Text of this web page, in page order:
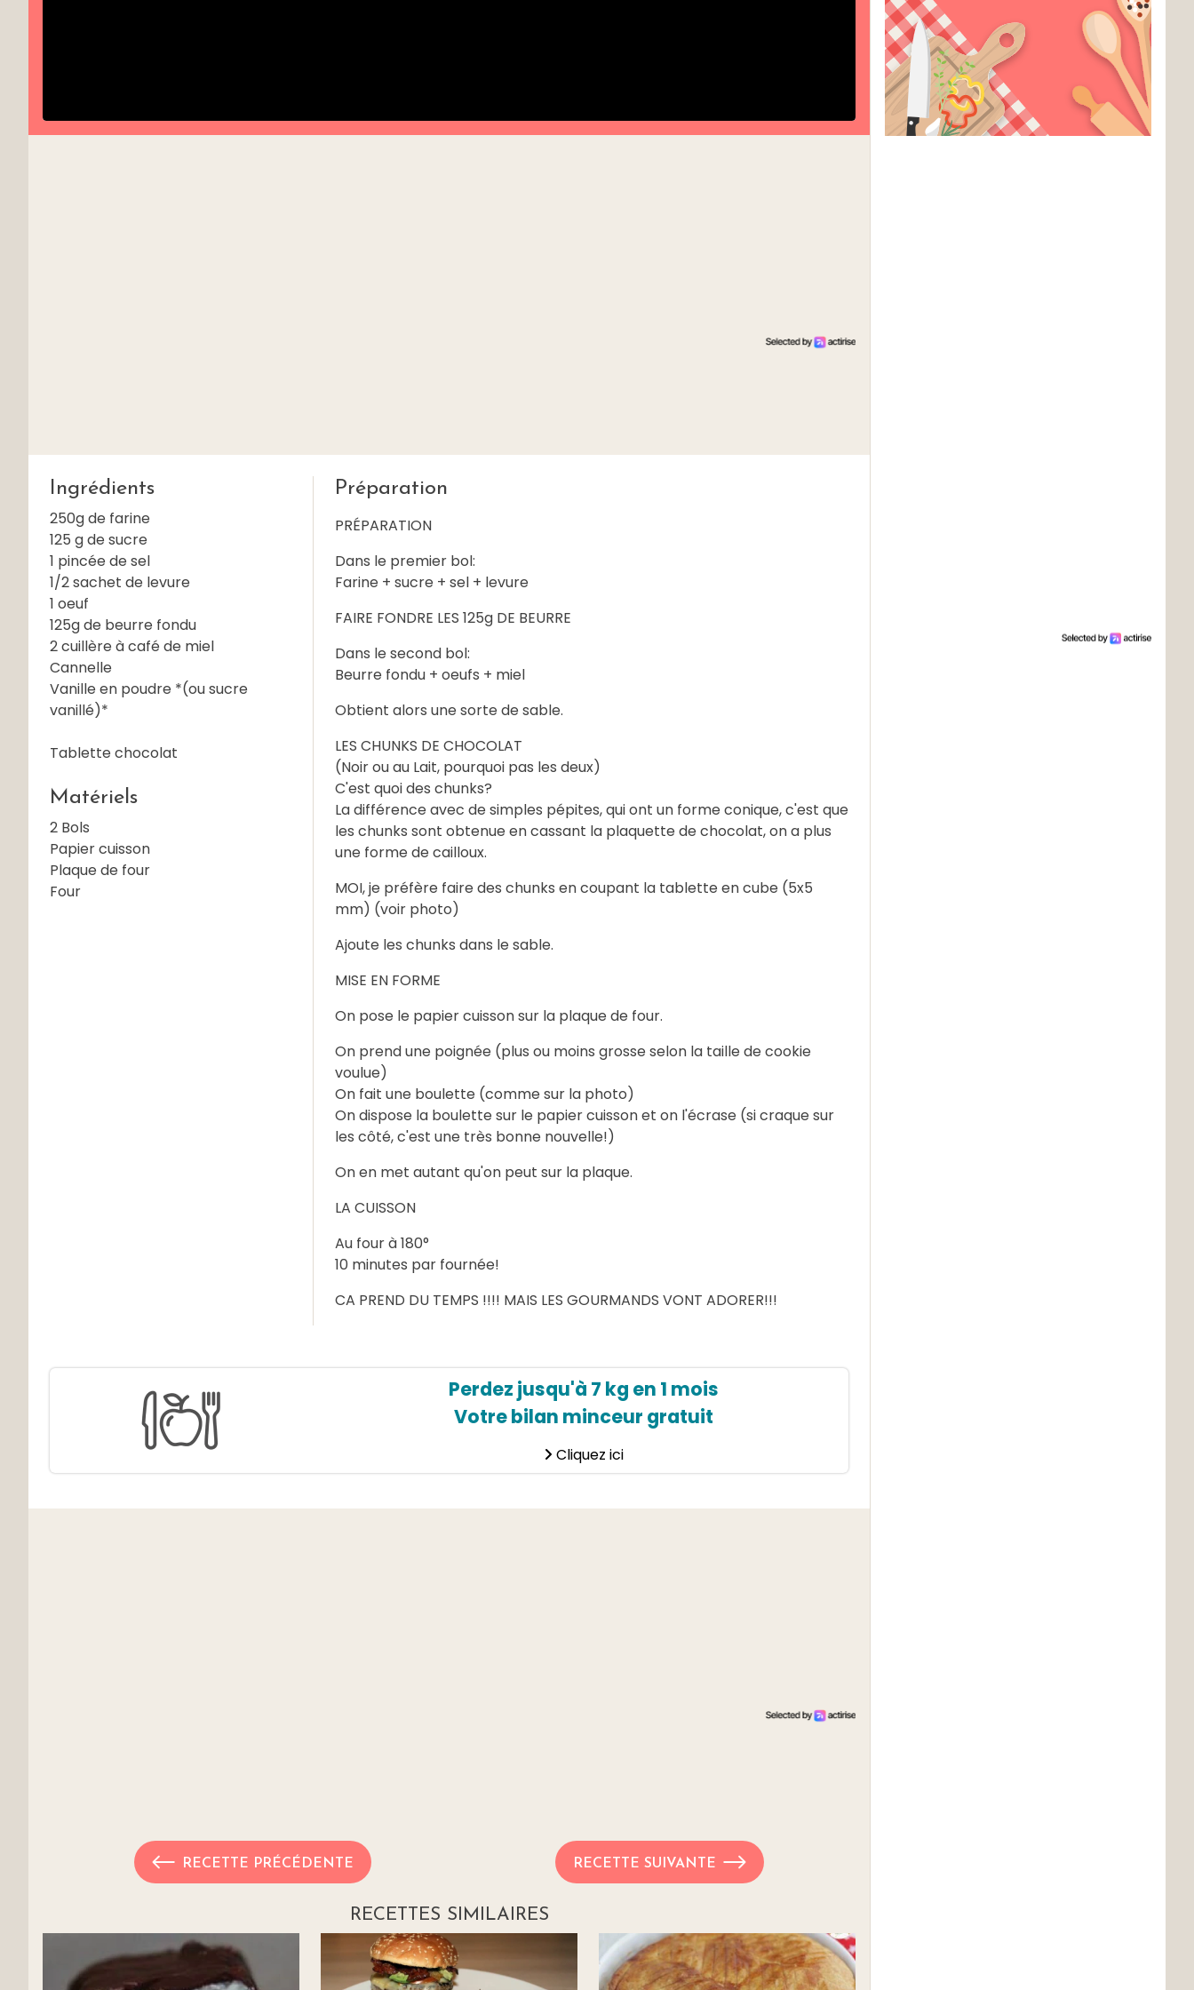
Ingrédients
250g de farine
125 g de sucre
1 pincée de sel
1/2 sachet de levure
1 oeuf
125g de beurre fondu
2 cuillère à café de miel
Cannelle
Vanille en poudre *(ou sucre
vanillé)*
Tablette chocolat
Matériels
2 Bols
Papier cuisson
Plaque de four
Four
Préparation
PRÉPARATION
Dans le premier bol:
Farine + sucre + sel + levure
FAIRE FONDRE LES 125g DE BEURRE
Dans le second bol:
Beurre fondu + oeufs + miel
Obtient alors une sorte de sable.
LES CHUNKS DE CHOCOLAT
(Noir ou au Lait, pourquoi pas les deux)
C'est quoi des chunks?
La différence avec de simples pépites, qui ont un forme conique, c'est que
les chunks sont obtenue en cassant la plaquette de chocolat, on a plus
une forme de cailloux.
MOI, je préfère faire des chunks en coupant la tablette en cube (5x5
mm) (voir photo)
Ajoute les chunks dans le sable.
MISE EN FORME
On pose le papier cuisson sur la plaque de four.
On prend une poignée (plus ou moins grosse selon la taille de cookie
voulue)
On fait une boulette (comme sur la photo)
On dispose la boulette sur le papier cuisson et on l'écrase (si craque sur
les côté, c'est une très bonne nouvelle!)
On en met autant qu'on peut sur la plaque.
LA CUISSON
Au four à 180°
10 minutes par fournée!
CA PREND DU TEMPS !!!! MAIS LES GOURMANDS VONT ADORER!!!
Perdez jusqu'à 7 kg en 1 mois
Votre bilan minceur gratuit
Cliquez ici
RECETTE PRÉCÉDENTE RECETTE SUIVANTE
RECETTES SIMILAIRES